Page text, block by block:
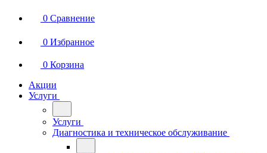
0 Сравнение
0 Избранное
0 Корзина
Акции
Услуги
Услуги
Диагностика и техническое обслуживание